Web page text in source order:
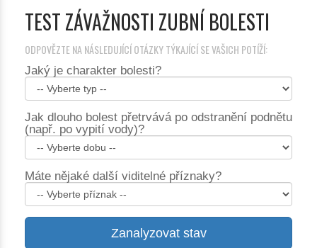
TEST ZÁVAŽNOSTI ZUBNÍ BOLESTI
ODPOVĚZTE NA NÁSLEDUJÍCÍ OTÁZKY TÝKAJÍCÍ SE VAŠICH POTÍŽÍ:
Jaký je charakter bolesti?
Jak dlouho bolest přetrvává po odstranění podnětu
(např. po vypití vody)?
Máte nějaké další viditelné příznaky?
Zanalyzovat stav